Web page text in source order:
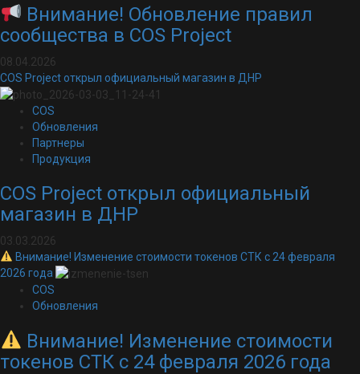
Внимание! Обновление правил
сообщества в COS Project
08.04.2026
COS Project открыл официальный магазин в ДНР
COS
Обновления
Партнеры
Продукция
COS Project открыл официальный
магазин в ДНР
03.03.2026
Внимание! Изменение стоимости токенов СТК с 24 февраля
2026 года
COS
Обновления
Внимание! Изменение стоимости
токенов СТК с 24 февраля 2026 года